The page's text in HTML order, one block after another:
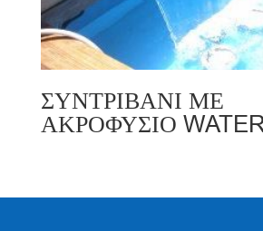
ΣΥΝΤΡΙΒΑΝΙ ΜΕ
ΑΚΡΟΦΥΣΙΟ